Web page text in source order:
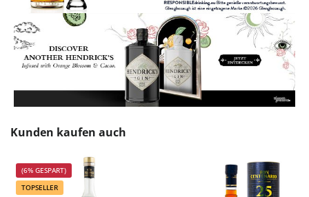
Produktgalerie überspringen
Kunden kaufen auch
(6% GESPART)
TOPSELLER